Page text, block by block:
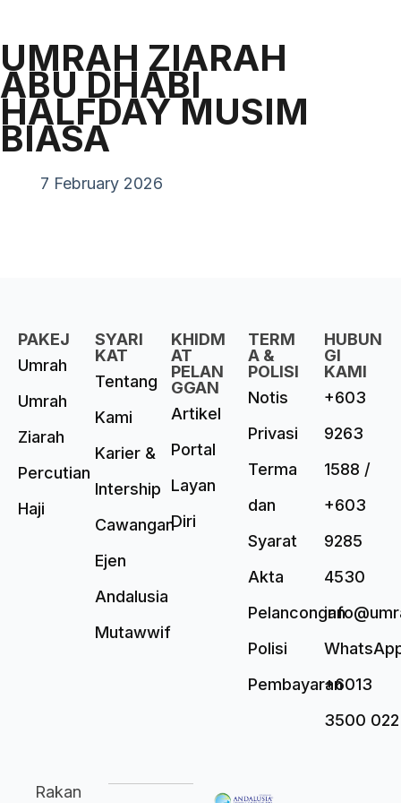
UMRAH ZIARAH
ABU DHABI
HALFDAY MUSIM
BIASA
7 February 2026
PAKEJ
Umrah
Umrah
Ziarah
Percutian
Haji
SYARI
KAT
Tentang
Kami
Karier &
Intership
Cawangan
Ejen
Andalusia
Mutawwif
KHIDM
AT
PELAN
GGAN
Artikel
Portal
Layan
Diri
TERM
A &
POLISI
Notis
Privasi
Terma
dan
Syarat
Akta
Pelancongan
Polisi
Pembayaran
HUBUN
GI
KAMI
+603
9263
1588 /
+603
9285
4530
+6013
3500 022
Rakan